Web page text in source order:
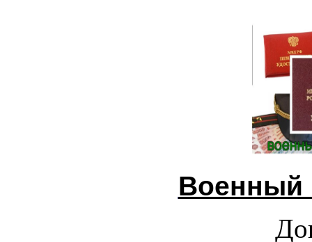
Военный